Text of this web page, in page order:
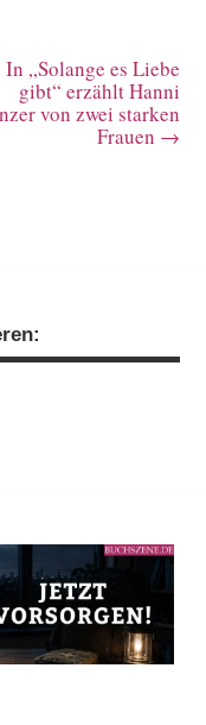
In „Solange es Liebe
gibt“ erzählt Hanni
von zwei starken
Frauen →